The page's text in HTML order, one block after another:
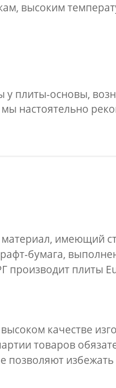
высоким
плиты-основы,
настоятельно
имеющий
бумага,
плиты
качестве
товаров
избежать